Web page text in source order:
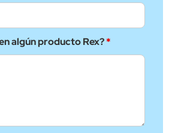
algún producto Rex?*